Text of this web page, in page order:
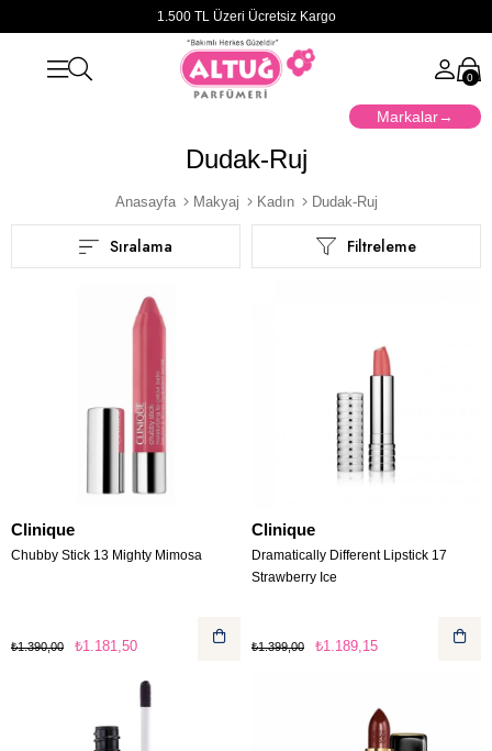
1.500 TL Üzeri Ücretsiz Kargo
0
Markalar
Dudak-Ruj
Anasayfa Makyaj Kadın Dudak-Ruj
Filtreleme
Sıralama
Clinique
Chubby Stick 13 Mighty Mimosa
₺1.181,50
₺1.390,00
Clinique
Dramatically Different Lipstick 17
Strawberry Ice
₺1.189,15
₺1.399,00